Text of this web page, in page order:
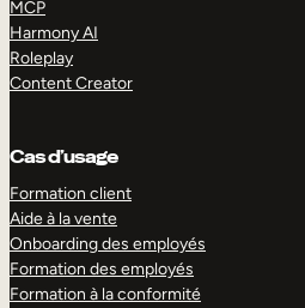
MCP
Harmony AI
Roleplay
Content Creator
Cas d’usage
Formation client
Aide à la vente
Onboarding des employés
Formation des employés
Formation à la conformité